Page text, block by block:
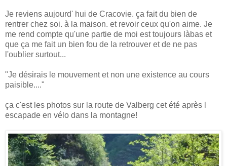
Je reviens aujourd' hui de Cracovie. ça fait du bien de
rentrer chez soi. à la maison. et revoir ceux qu'on aime. Je
me rend compte qu'une partie de moi est toujours làbas et
que ça me fait un bien fou de la retrouver et de ne pas
l'oublier surtout...
"Je désirais le mouvement et non une existence au cours
paisible...."
ça c'est les photos sur la route de Valberg cet été après l
escapade en vélo dans la montagne!